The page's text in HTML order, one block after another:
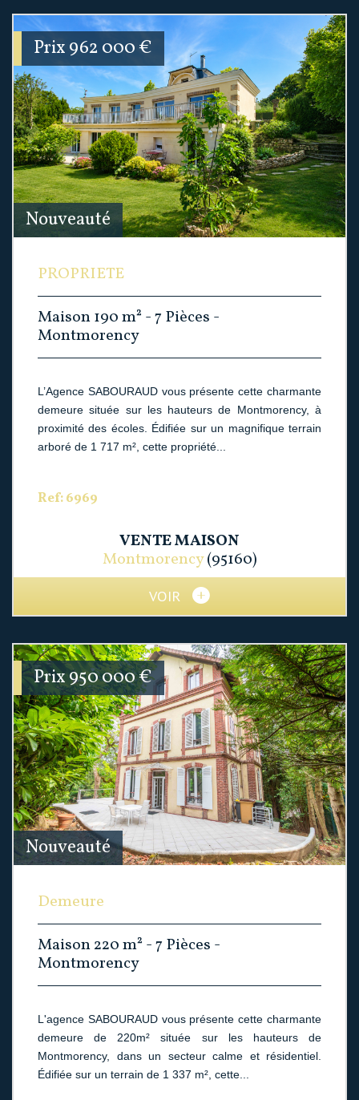
Nouveauté
Prix962 000€
PROPRIETE
Maison 190 m² - 7 Pièces -
Montmorency
L’Agence SABOURAUD vous présente cette charmante
demeure située sur les hauteurs de Montmorency, à
proximité des écoles. Édifiée sur un magnifique terrain
arboré de 1 717 m², cette propriété...
Ref: 6969
VENTEMAISON
Montmorency(95160)
VOIR
Nouveauté
Prix950 000€
Demeure
Maison 220 m² - 7 Pièces -
Montmorency
L'agence SABOURAUD vous présente cette charmante
demeure de 220m² située sur les hauteurs de
Montmorency, dans un secteur calme et résidentiel.
Édifiée sur un terrain de 1 337 m², cette...